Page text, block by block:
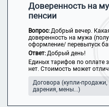
Доверенность на
пенсии
Вопрос:Добрый вечер.
доверенность на мужа
оформление/ перевыпуск
Ответ:Добрый день!
Единых тарифов по оплате
нет. Стоимость может
Договора (купли-продажи,
дарения, мены...)